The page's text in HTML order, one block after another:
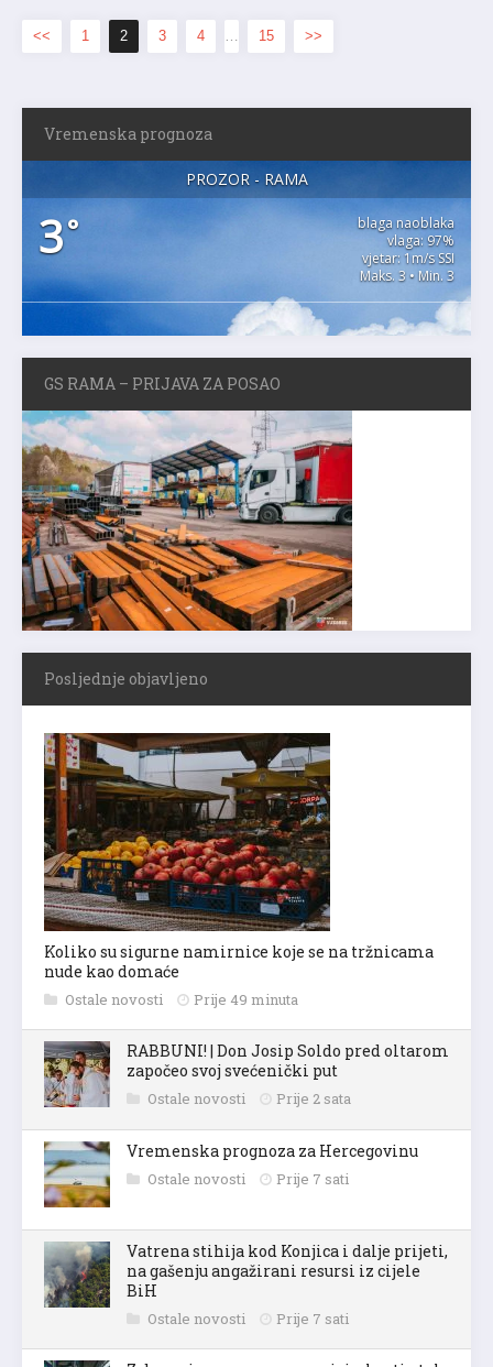
<< 1 2 3 4 … 15 >>
Vremenska prognoza
PROZOR - RAMA
3°
blaga naoblaka
vlaga: 97%
vjetar: 1m/s SSI
Maks. 3 • Min. 3
GS RAMA – PRIJAVA ZA POSAO
Posljednje objavljeno
Koliko su sigurne namirnice koje se na tržnicama
nude kao domaće
Ostale novosti Prije 49 minuta
RABBUNI! | Don Josip Soldo pred oltarom
započeo svoj svećenički put
Ostale novosti Prije 2 sata
Vremenska prognoza za Hercegovinu
Ostale novosti Prije 7 sati
Vatrena stihija kod Konjica i dalje prijeti,
na gašenju angažirani resursi iz cijele
BiH
Ostale novosti Prije 7 sati